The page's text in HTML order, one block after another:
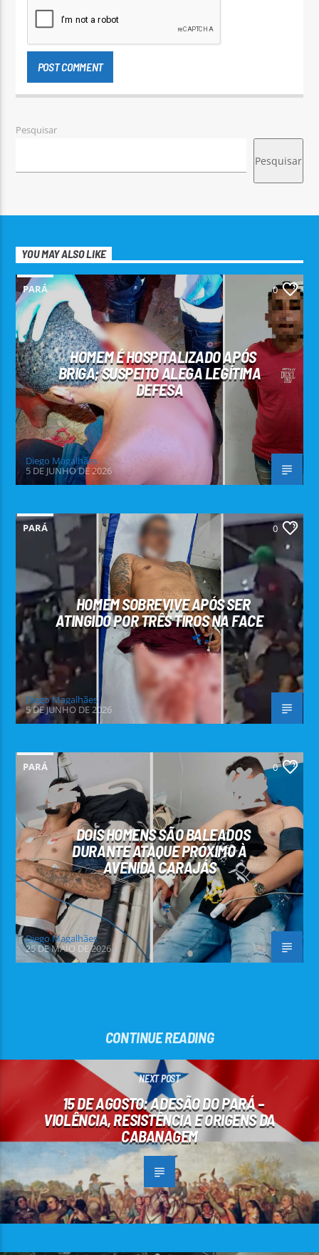
Pesquisar
Pesquisar
YOU MAY ALSO LIKE
PARÁ 0
HOMEM É HOSPITALIZADO APÓS
BRIGA; SUSPEITO ALEGA LEGÍTIMA
DEFESA
Diego Magalhães
5 DE JUNHO DE 2026
PARÁ 0
HOMEM SOBREVIVE APÓS SER
ATINGIDO POR TRÊS TIROS NA FACE
Diego Magalhães
5 DE JUNHO DE 2026
PARÁ 0
DOIS HOMENS SÃO BALEADOS
DURANTE ATAQUE PRÓXIMO À
AVENIDA CARAJÁS
Diego Magalhães
25 DE MAIO DE 2026
CONTINUE READING
NEXT POST
15 DE AGOSTO: ADESÃO DO PARÁ –
VIOLÊNCIA, RESISTÊNCIA E ORIGENS DA
CABANAGEM